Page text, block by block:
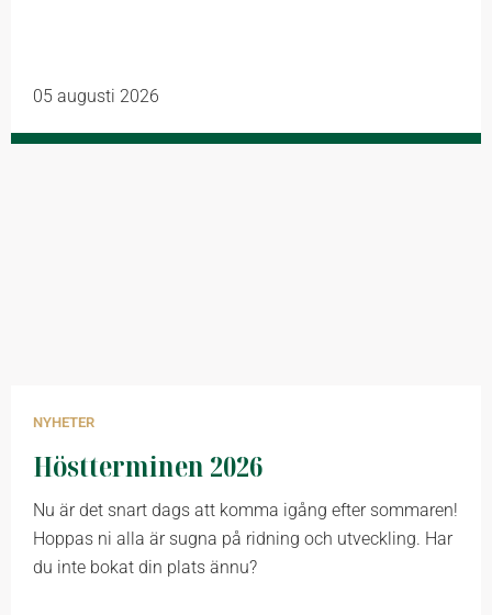
05 augusti 2026
NYHETER
Höstterminen 2026
Nu är det snart dags att komma igång efter sommaren!
Hoppas ni alla är sugna på ridning och utveckling. Har
du inte bokat din plats ännu?